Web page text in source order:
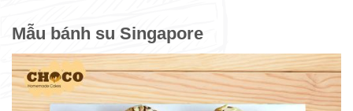
Mẫu bánh su Singapore